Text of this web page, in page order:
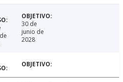
30 de
junio de
2028